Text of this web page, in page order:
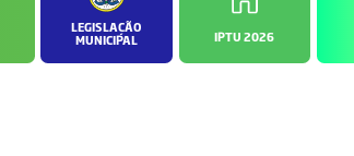
LEGISLAÇÃO
MUNICIPAL
IPTU 2026